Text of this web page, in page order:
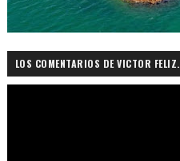
LOS COMENTARIOS DE VICTOR FELIZ.